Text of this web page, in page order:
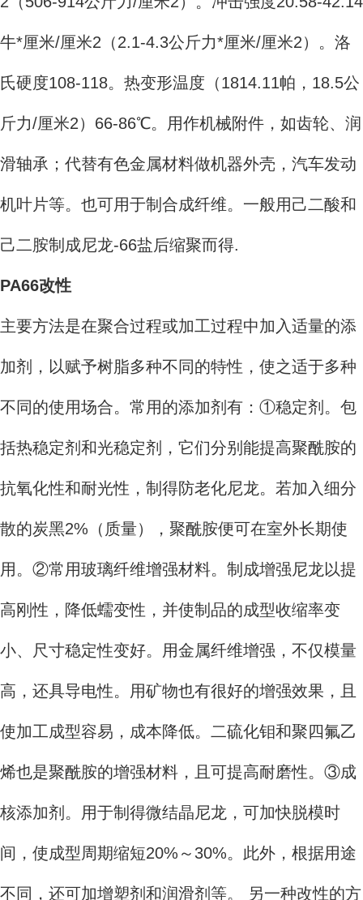
牛*厘米/厘米2（2.1-4.3公斤力*厘米/厘米2）。洛
氏硬度108-118。热变形温度（1814.11帕，18.5公
斤力/厘米2）66-86℃。用作机械附件，如齿轮、润
滑轴承；代替有色金属材料做机器外壳，汽车发动
机叶片等。也可用于制合成纤维。一般用己二酸和
己二胺制成尼龙-66盐后缩聚而得.
PA66改性
主要方法是在聚合过程或加工过程中加入适量的添
加剂，以赋予树脂多种不同的特性，使之适于多种
不同的使用场合。常用的添加剂有：①稳定剂。包
括热稳定剂和光稳定剂，它们分别能提高聚酰胺的
抗氧化性和耐光性，制得防老化尼龙。若加入细分
散的炭黑2%（质量），聚酰胺便可在室外长期使
用。②常用玻璃纤维增强材料。制成增强尼龙以提
高刚性，降低蠕变性，并使制品的成型收缩率变
小、尺寸稳定性变好。用金属纤维增强，不仅模量
高，还具导电性。用矿物也有很好的增强效果，且
使加工成型容易，成本降低。二硫化钼和聚四氟乙
烯也是聚酰胺的增强材料，且可提高耐磨性。③成
核添加剂。用于制得微结晶尼龙，可加快脱模时
间，使成型周期缩短20%～30%。此外，根据用途
不同，还可加增塑剂和润滑剂等。 另一种改性的方